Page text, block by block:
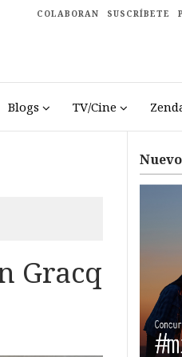
COLABORAN SUSCRÍBETE
Blogs TV/Cine
Gracq